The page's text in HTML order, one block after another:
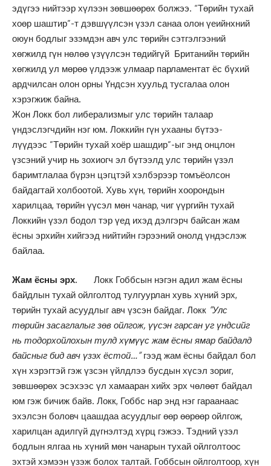
эдүгээ нийтээр хүлээн зөвшөөрөх болжээ. “Төрийн тухай
хоөр шаштир”-т дэвшүүлсэн үзэл санаа олон үеийнхний
оюун бодлыг эзэмдэн авч улс төрийн сэтгэлгээний
хөгжилд гүн нөлөө үзүүлсэн төдийгүй Британийн төрийн
хөгжилд ул мөрөө үлдээж улмаар парламентат ёс бүхий
ардчилсан олон орны Үндсэн хуульд тусгалаа олон
хэрэгжиж байна.
Жон Локк бол либерализмыг улс төрийн талаар
үндэслэгчдийн нэг юм. Локкийн гүн ухааны бүтээ-
лүүдээс ”Төрийн тухай хоёр шашдир”-ыг энд онцлон
үзсэний учир нь зохиогч эл бүтээлд улс төрийн үзэл
баримтлалаа бүрэн цэгцтэй хэлбэрээр томъёолсон
байдагтай холбоотой. Хувь хүн, төрийн хоорондын
харилцаа, төрийн үүсэл мөн чанар, чиг үүргийн тухай
Локкийн үзэл бодол тэр үед ихэд дэлгэрч байсан жам
ёсны эрхийн хийгээд нийтийн гэрээний онолд үндэслэж
байлаа.
Жам ёсны эрх. Локк Гоббсын нэгэн адил жам ёсны
байдлын тухай ойлголтод тулгуурлан хувь хүний эрх,
төрийн тухай асуудлыг авч үзсэн байдаг. Локк ”Улс
төрийн засаглалыг зөв ойлгож, үүсэн гарсан уг үндсийг
нь тодорхойлохын тулд хүмүүс жам ёсны ямар байдалд
байсныг бид авч үзэх ёстой…”гээд жам ёсны байдал бол
хүн хэрэгтэй гэж үзсэн үйлдлээ бусдын хүсэл зориг,
зөвшөөрөх эсэхээс үл хамааран хийх эрх чөлөөт байдал
юм гэж бичиж байв. Локк, Гоббс нар энд нэг гараанаас
эхэлсэн боловч цаашдаа асуудлыг өөр өөрөөр ойлгож,
харилцан адилгүй дүгнэлтэд хүрц гэжээ. Тэдний үзэл
бодлын ялгаа нь хүний мөн чанарын тухай ойлголтоос
эхтэй хэмээн үзэж болох талтай. Гоббсын ойлголтоор, хүн